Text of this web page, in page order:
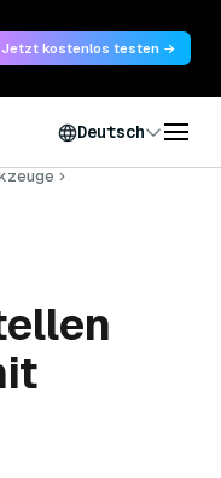
Jetzt kostenlos testen →
Deutsch